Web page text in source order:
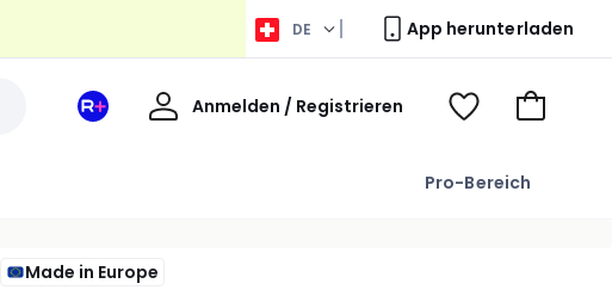
DE App herunterladen
Pro-Bereich
Ihr
Anmelden / Registrieren
Willkommen
Voir
Zum
Made in Europe